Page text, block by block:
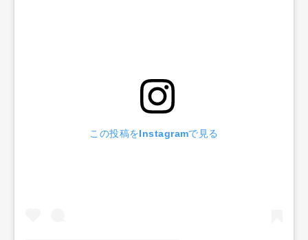
この投稿をInstagramで見る